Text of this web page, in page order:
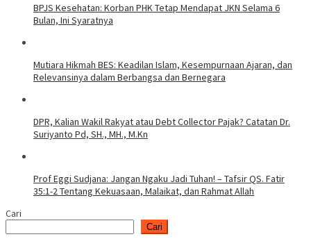
BPJS Kesehatan: Korban PHK Tetap Mendapat JKN Selama 6
Bulan, Ini Syaratnya
Mutiara Hikmah BES: Keadilan Islam, Kesempurnaan Ajaran, dan
Relevansinya dalam Berbangsa dan Bernegara
DPR, Kalian Wakil Rakyat atau Debt Collector Pajak? Catatan Dr.
Suriyanto Pd, SH., MH., M.Kn
Prof Eggi Sudjana: Jangan Ngaku Jadi Tuhan! – Tafsir QS. Fatir
35:1-2 Tentang Kekuasaan, Malaikat, dan Rahmat Allah
Cari
Cari